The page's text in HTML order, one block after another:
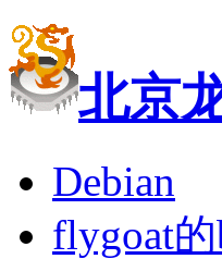
北京
Debian
flygoat